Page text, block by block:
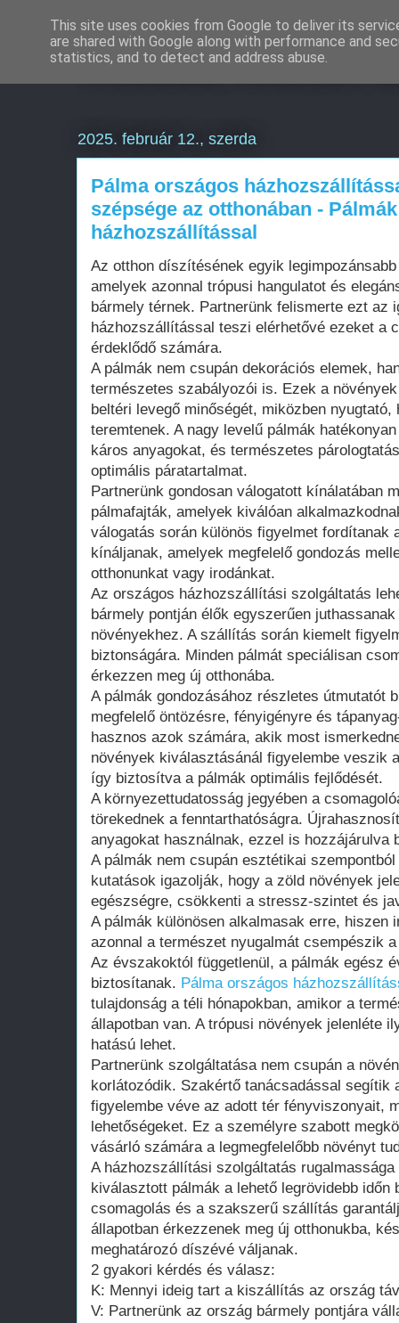
Weboldal készítés
2025. február 12., szerda
Pálma országos
szépsége az otthonában -
házhozszállítással
Az otthon díszítésének egyik
amelyek azonnal trópusi hangulatot és
bármely térnek. Partnerünk felismerte ezt az
házhozszállítással teszi elérhetővé ezeket a
érdeklődő számára.
A pálmák nem csupán dekorációs elemek,
természetes szabályozói is. Ezek a
beltéri levegő minőségét, miközben
teremtenek. A nagy levelű pálmák
káros anyagokat, és természetes
optimális páratartalmat.
Partnerünk gondosan válogatott kínálatában
pálmafajták, amelyek kiválóan
válogatás során különös figyelmet fordítanak
kínáljanak, amelyek megfelelő gondozás
otthonunkat vagy irodánkat.
Az országos házhozszállítási szolgáltatás
bármely pontján élők egyszerűen
növényekhez. A szállítás során kiemelt
biztonságára. Minden pálmát speciálisan
érkezzen meg új otthonába.
A pálmák gondozásához részletes útmutatót
megfelelő öntözésre, fényigényre és
hasznos azok számára, akik most
növények kiválasztásánál figyelembe veszik
így biztosítva a pálmák optimális fejlődését.
A környezettudatosság jegyében a
törekednek a fenntarthatóságra.
anyagokat használnak, ezzel is hozzájárulva
A pálmák nem csupán esztétikai
kutatások igazolják, hogy a zöld növények
egészségre, csökkenti a stressz-szintet és
A pálmák különösen alkalmasak erre, hiszen
azonnal a természet nyugalmát csempészik
Az évszakoktól függetlenül, a pálmák egész
biztosítanak. Pálma országos
tulajdonság a téli hónapokban, amikor a
állapotban van. A trópusi növények jelenléte
hatású lehet.
Partnerünk szolgáltatása nem csupán a
korlátozódik. Szakértő tanácsadással segítik
figyelembe véve az adott tér fényviszonyait,
lehetőségeket. Ez a személyre szabott
vásárló számára a legmegfelelőbb növényt
A házhozszállítási szolgáltatás
kiválasztott pálmák a lehető legrövidebb időn
csomagolás és a szakszerű szállítás
állapotban érkezzenek meg új otthonukba,
meghatározó díszévé váljanak.
2 gyakori kérdés és válasz:
K: Mennyi ideig tart a kiszállítás az ország
V: Partnerünk az ország bármely pontjára
This site uses cookies from Google to deliver its
are shared with Google along with performance and
statistics, and to detect and address abuse.